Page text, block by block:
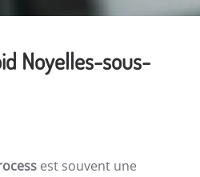
Noyelles-sous-
est souvent une